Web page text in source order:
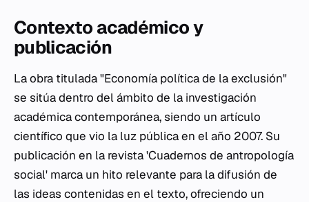
Contexto académico y
publicación
La obra titulada "Economía política de la exclusión"
se sitúa dentro del ámbito de la investigación
académica contemporánea, siendo un artículo
científico que vio la luz pública en el año 2007. Su
publicación en la revista 'Cuadernos de antropología
social' marca un hito relevante para la difusión de
las ideas contenidas en el texto, ofreciendo un